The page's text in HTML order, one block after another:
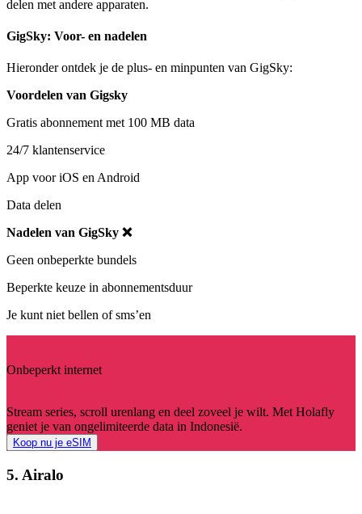
delen met andere apparaten.
GigSky: Voor- en nadelen
Hieronder ontdek je de plus- en minpunten van GigSky:
Voordelen van Gigsky
Gratis abonnement met 100 MB data
24/7 klantenservice
App voor iOS en Android
Data delen
Nadelen van GigSky ❌
Geen onbeperkte bundels
Beperkte keuze in abonnementsduur
Je kunt niet bellen of sms’en
Onbeperkt internet
Stream series, scroll urenlang en deel zoveel je wilt. Met Holafly
geniet je van ongelimiteerde data in Indonesië.
Koop nu je eSIM
5. Airalo